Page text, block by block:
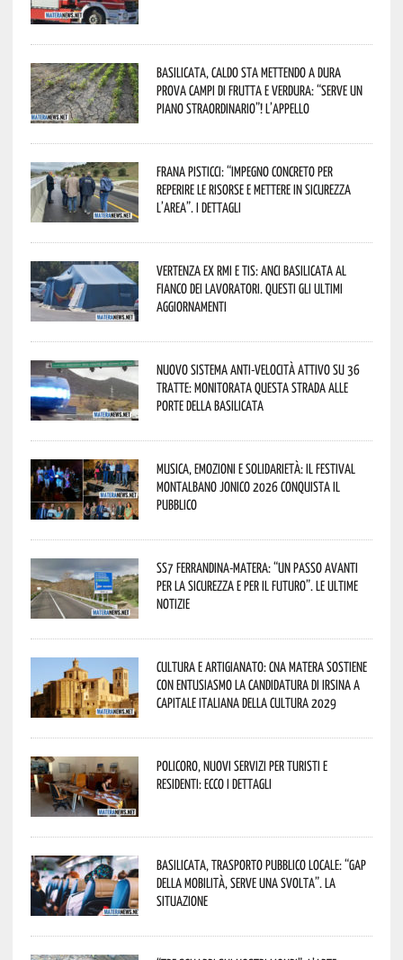
Basilicata, caldo sta mettendo a dura
prova campi di frutta e verdura: “Serve un
piano straordinario”! L’appello
Frana Pisticci: “Impegno concreto per
reperire le risorse e mettere in sicurezza
l’area”. I dettagli
Vertenza ex RMI e TIS: ANCI Basilicata al
fianco dei lavoratori. Questi gli ultimi
aggiornamenti
Nuovo sistema anti-velocità attivo su 36
tratte: monitorata questa strada alle
porte della Basilicata
Musica, emozioni e solidarietà: il Festival
Montalbano Jonico 2026 conquista il
pubblico
SS7 Ferrandina-Matera: “Un passo avanti
per la sicurezza e per il futuro”. Le ultime
notizie
Cultura e Artigianato: CNA Matera sostiene
con entusiasmo la candidatura di Irsina a
Capitale Italiana della Cultura 2029
Policoro, nuovi servizi per turisti e
residenti: ecco i dettagli
Basilicata, trasporto pubblico locale: “Gap
della mobilità, serve una svolta”. La
situazione